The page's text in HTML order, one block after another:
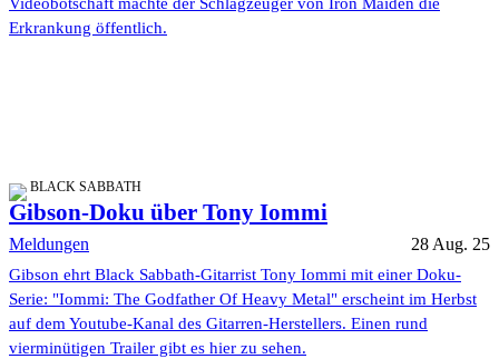
Erkrankung öffentlich.
BLACK SABBATH
Gibson-Doku über Tony Iommi
Meldungen 28 Aug. 25
Gibson ehrt Black Sabbath-Gitarrist Tony Iommi mit einer Doku-
Serie: "Iommi: The Godfather Of Heavy Metal" erscheint im Herbst
auf dem Youtube-Kanal des Gitarren-Herstellers. Einen rund
vierminütigen Trailer gibt es hier zu sehen.